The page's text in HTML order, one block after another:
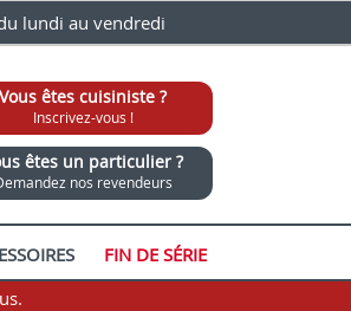
lundi au vendredi
Vous êtes cuisiniste ?
Inscrivez-vous !
êtes un particulier ?
nos revendeurs
FIN DE SÉRIE